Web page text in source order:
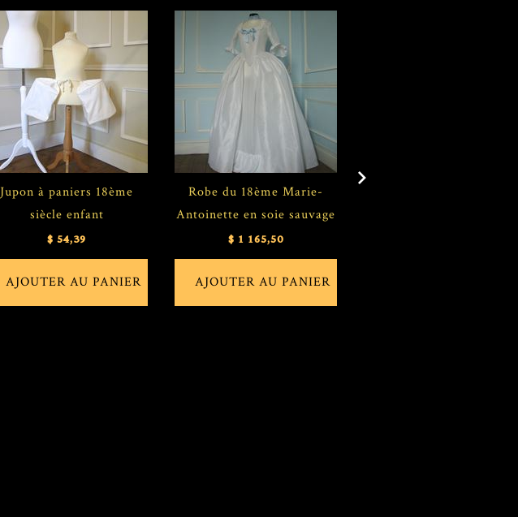
Jupon à paniers 18ème
siècle enfant
$ 54,39
Robe du 18ème Marie-
Antoinette en soie sauvage
$ 1 165,50